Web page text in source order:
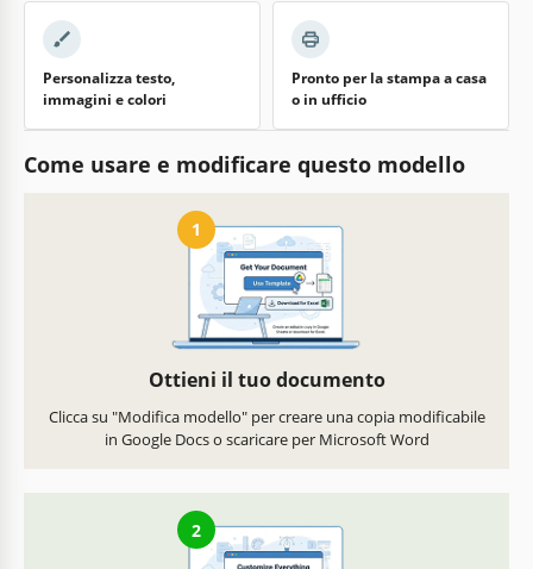
Personalizza testo,
immagini e colori
Pronto per la stampa a casa
o in ufficio
Come usare e modificare questo modello
1
Ottieni il tuo documento
Clicca su "Modifica modello" per creare una copia modificabile
in Google Docs o scaricare per Microsoft Word
2